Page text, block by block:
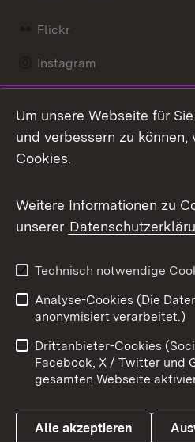
Flickr
Instagram
Mastodon
Messenger
Social Wall
X / Twitter
Youtube
Benutzungshinweise
Datenschutz
Um unsere Webseite für
und verbessern zu können,
Cookies.
Weitere Informationen zu
unserer
Technisch notwendige
Analyse-Cookies (Die
anonymisiert verarbeitet.)
Drittanbieter-Cookies
Facebook, X / Twitter und
gesamten Webseite
Alle akzeptieren